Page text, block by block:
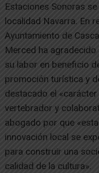
Estaciones Sonoras
localidad Navarra. En
Ayuntamiento de
Merced ha
su labor en beneficio
promoción turística y
destacado el
vertebrador y
abogado por que
innovación local se
para construir una
calidad de la cultura».